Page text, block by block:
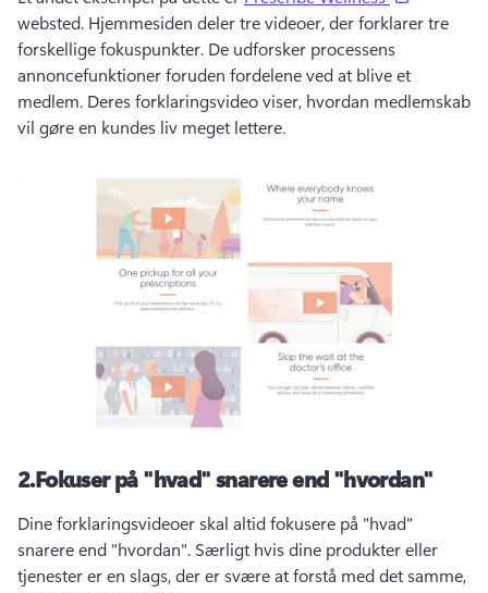
websted. Hjemmesiden deler tre videoer, der forklarer tre
forskellige fokuspunkter. De udforsker processens
annoncefunktioner foruden fordelene ved at blive et
medlem. Deres forklaringsvideo viser, hvordan medlemskab
vil gøre en kundes liv meget lettere.
2.Fokuser på "hvad" snarere end "hvordan"
Dine forklaringsvideoer skal altid fokusere på "hvad"
snarere end "hvordan". Særligt hvis dine produkter eller
tjenester er en slags, der er svære at forstå med det samme,